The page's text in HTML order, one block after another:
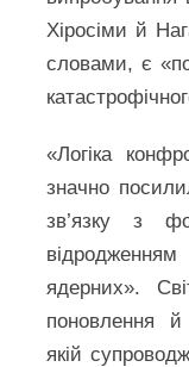
Хіросіми й
словами, є
«Логіка
значно
зв’язку з
ядерних».
поновлення й
якій